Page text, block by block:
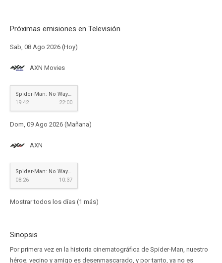
Próximas emisiones en Televisión
Sab, 08 Ago 2026 (Hoy)
AXN Movies
Spider-Man: No Way Home
19:42
22:00
Dom, 09 Ago 2026 (Mañana)
AXN
Spider-Man: No Way Home
08:26
10:37
Mostrar todos los días (1 más)
Sinopsis
Por primera vez en la historia cinematográfica de Spider-Man, nuestro
héroe, vecino y amigo es desenmascarado, y por tanto, ya no es